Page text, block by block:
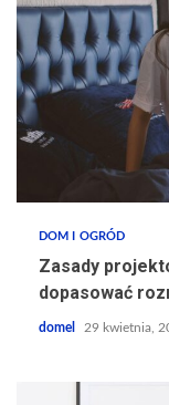
DOM I OGRÓD
Zasady
dopasować
domel 29 kwietnia,